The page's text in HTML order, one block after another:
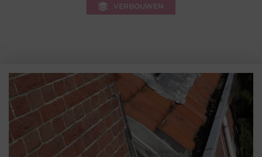
VERBOUWEN